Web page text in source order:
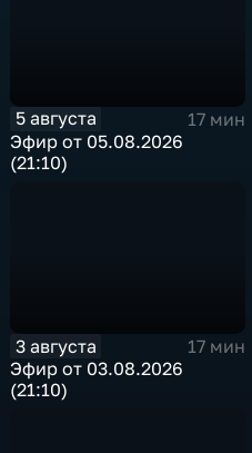
5 августа
17 мин
Эфир от 05.08.2026
(21:10)
3 августа
17 мин
Эфир от 03.08.2026
(21:10)